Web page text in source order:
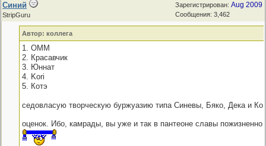
Зарегистрирован: Aug 2009
Сообщения: 3,462
Синий
StripGuru
Автор: коллега
1. OMM
2. Красавчик
3. Юннат
4. Kori
5. Котэ
седовласую творческую буржуазию типа Синевы, Бяко, Дека и Ко
оценок. Ибо, камрады, вы уже и так в пантеоне славы пожизненно